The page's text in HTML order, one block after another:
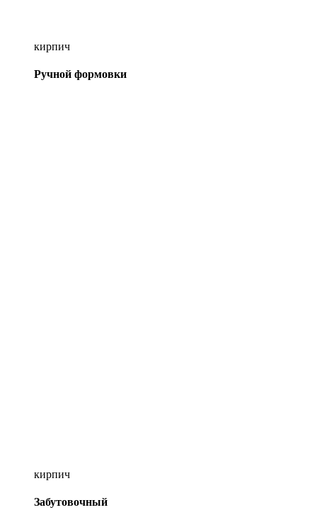
кирпич
Ручной формовки
кирпич
Забутовочный